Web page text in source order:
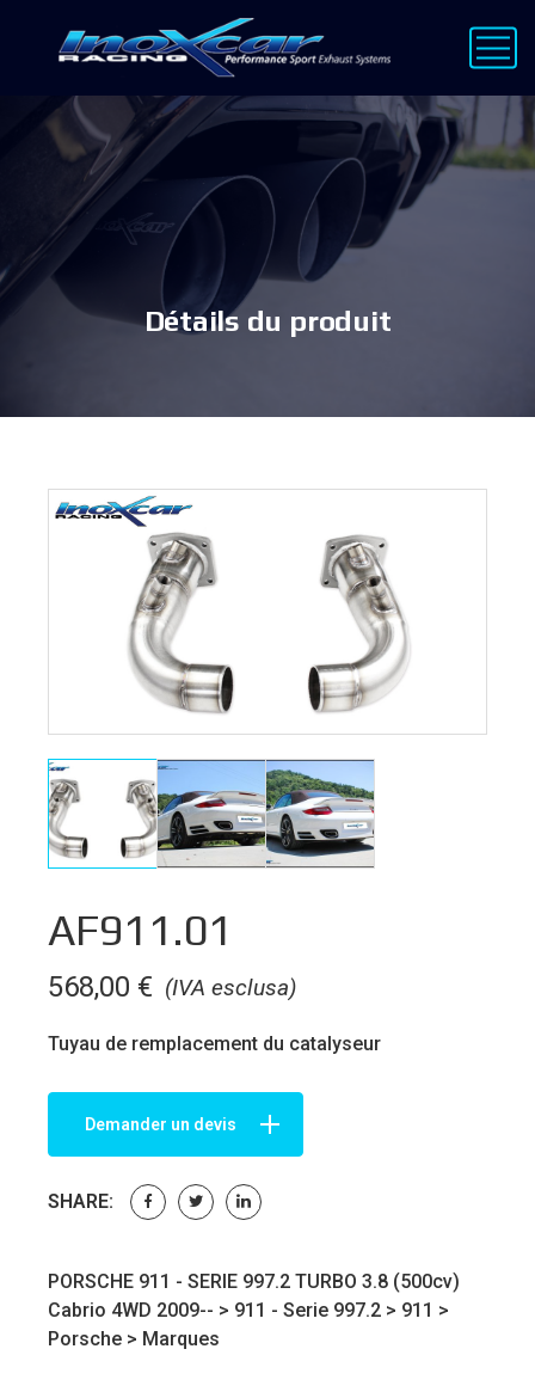
Détails du produit
AF911.01
(IVA esclusa)
568,00 €
Tuyau de remplacement du catalyseur
Demander un devis
SHARE:
PORSCHE 911 - SERIE 997.2 TURBO 3.8 (500cv)
Cabrio 4WD 2009-- > 911 - Serie 997.2 > 911 >
Porsche > Marques